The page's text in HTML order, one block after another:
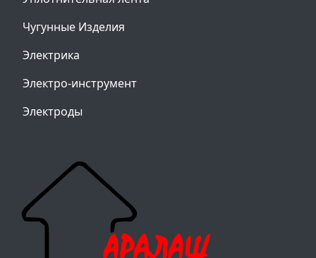
Чугунные Изделия
Электрика
Электро-инструмент
Электроды